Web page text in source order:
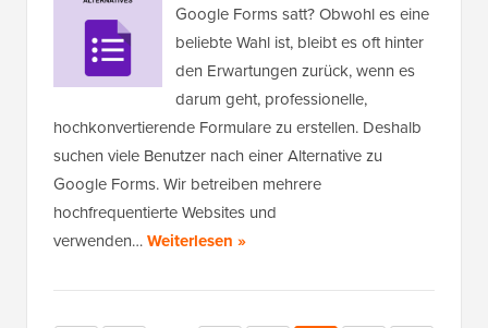
Google Forms satt? Obwohl es eine
beliebte Wahl ist, bleibt es oft hinter
den Erwartungen zurück, wenn es
darum geht, professionelle,
hochkonvertierende Formulare zu erstellen. Deshalb
suchen viele Benutzer nach einer Alternative zu
Google Forms. Wir betreiben mehrere
hochfrequentierte Websites und
verwenden…Weiterlesen »